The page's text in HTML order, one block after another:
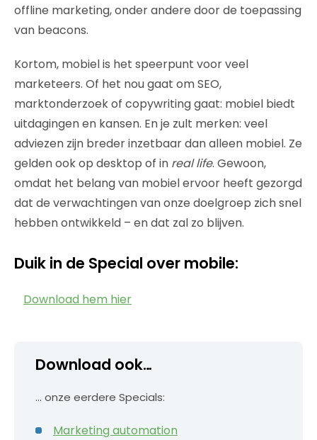
offline marketing, onder andere door de toepassing
van beacons.
Kortom, mobiel is het speerpunt voor veel
marketeers. Of het nou gaat om SEO,
marktonderzoek of copywriting gaat: mobiel biedt
uitdagingen en kansen. En je zult merken: veel
adviezen zijn breder inzetbaar dan alleen mobiel. Ze
gelden ook op desktop of in real life. Gewoon,
omdat het belang van mobiel ervoor heeft gezorgd
dat de verwachtingen van onze doelgroep zich snel
hebben ontwikkeld – en dat zal zo blijven.
Duik in de Special over mobile:
Download hem hier
Download ook…
… onze eerdere Specials:
Marketing automation